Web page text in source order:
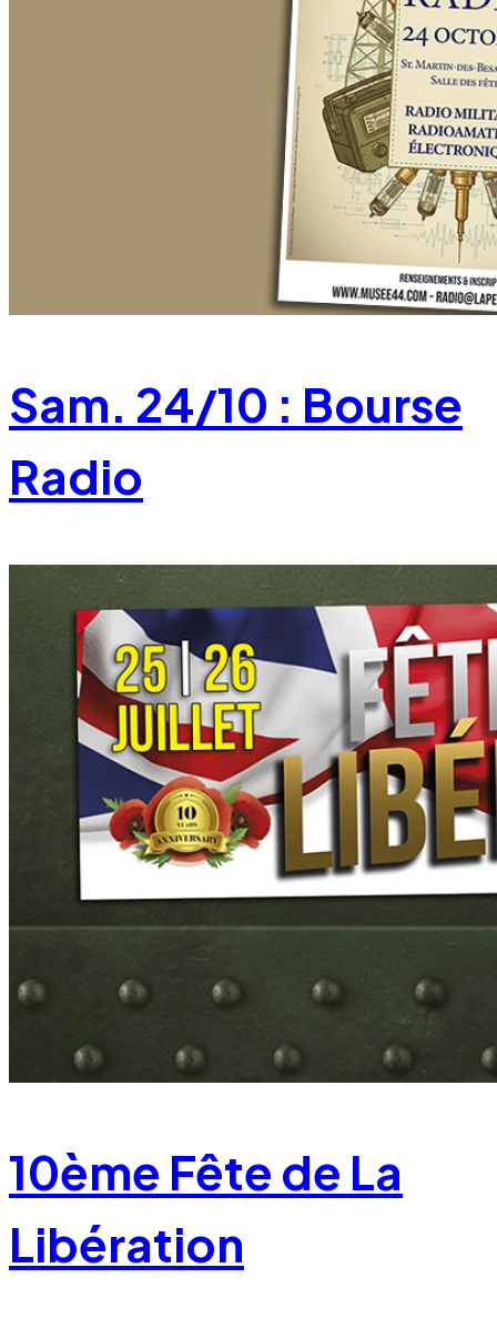
Sam. 24/10 : Bourse
Radio
10ème Fête de La
Libération